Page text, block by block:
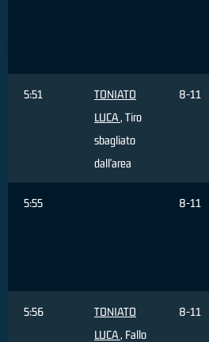
5:51
TONIATO
LUCA, Tiro
sbagliato
dall'area
8-11
5:55 8-11
5:56
TONIATO
LUCA, Fallo
8-11